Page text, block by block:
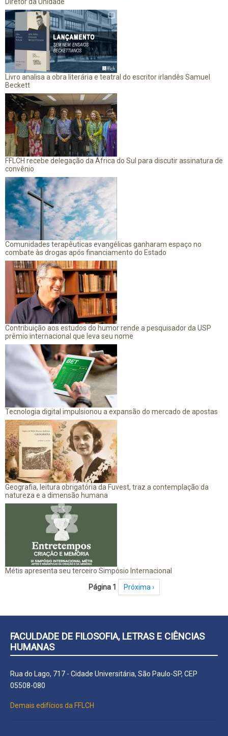
Livro analisa a obra literária e teatral do escritor irlandês Samuel
Beckett
FFLCH recebe delegação da África do Sul para discutir assinatura de
convênio
Comunidades terapêuticas evangélicas ganharam espaço no
combate às drogas após financiamento do Estado
Contribuição aos estudos do humor rende a pesquisador da USP
prêmio internacional que leva seu nome
Tecnologia digital impulsionou a expansão do mercado de apostas
Geografia, leitura obrigatória da Fuvest, traz a contemplação da
natureza e a dimensão humana
Métis apresenta seu terceiro Simpósio Internacional
Página 1 Próxima página
Próxima ›
FACULDADE DE FILOSOFIA, LETRAS E CIÊNCIAS
HUMANAS
Rua do Lago, 717 - Cidade Universitária, São Paulo-SP, CEP
05508-080
Demais edifícios da FFLCH